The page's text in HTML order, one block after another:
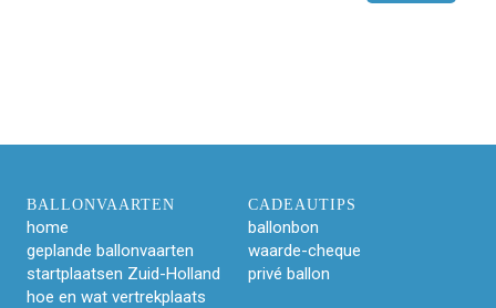
BALLONVAARTEN
home
geplande ballonvaarten
startplaatsen Zuid-Holland
hoe en wat vertrekplaats
CADEAUTIPS
ballonbon
waarde-cheque
privé ballon